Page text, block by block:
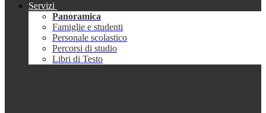
Servizi
Panoramica
Famiglie e studenti
Personale scolastico
Percorsi di studio
Libri di Testo